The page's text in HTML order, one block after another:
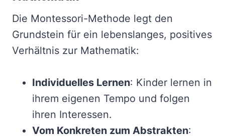
Die Montessori-Methode legt den
Grundstein für ein lebenslanges, positives
Verhältnis zur Mathematik:
Individuelles Lernen: Kinder lernen in
ihrem eigenen Tempo und folgen
ihren Interessen.
Vom Konkreten zum Abstrakten: